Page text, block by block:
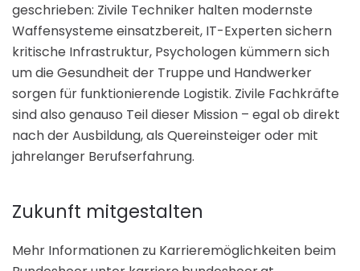
geschrieben: Zivile Techniker halten modernste
Waffensysteme einsatzbereit, IT-Experten sichern
kritische Infrastruktur, Psychologen kümmern sich
um die Gesundheit der Truppe und Handwerker
sorgen für funktionierende Logistik. Zivile Fachkräfte
sind also genauso Teil dieser Mission – egal ob direkt
nach der Ausbildung, als Quereinsteiger oder mit
jahrelanger Berufserfahrung.
Zukunft mitgestalten
Mehr Informationen zu Karrieremöglichkeiten beim